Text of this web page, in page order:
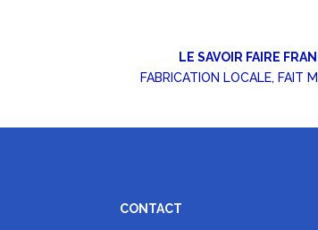
LE SAVOIR FAIRE
FABRICATION LOCALE, FAIT
CONTACT